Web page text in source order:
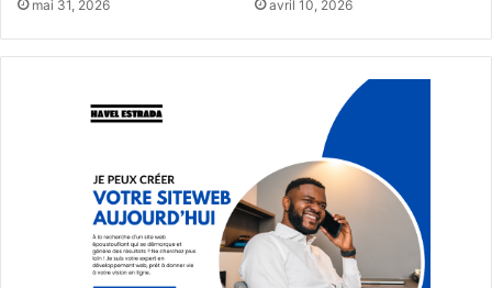
mai 31, 2026 avril 10, 2026